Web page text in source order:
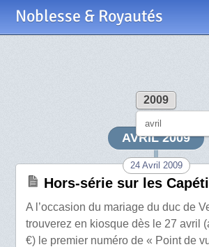
Noblesse & Royautés
2009
avril
AVRIL 2009
24 Avril 2009
Hors-série sur les
A l’occasion du mariage du duc de
trouverez en kiosque dès le 27 avril
€) le premier numéro de « Point de